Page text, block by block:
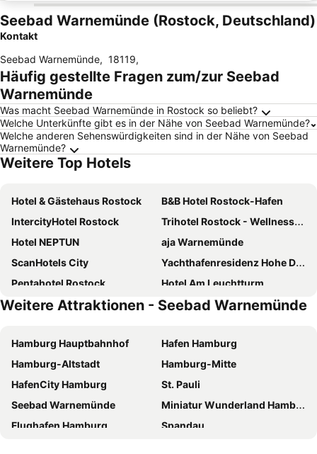
Seebad Warnemünde (Rostock, Deutschland)
Kontakt
Seebad Warnemünde, 18119,
Häufig gestellte Fragen zum/zur Seebad
Warnemünde
Was macht Seebad Warnemünde in Rostock so beliebt?
Welche Unterkünfte gibt es in der Nähe von Seebad Warnemünde?
Welche anderen Sehenswürdigkeiten sind in der Nähe von Seebad
Warnemünde?
Weitere Top Hotels
Hotel & Gästehaus Rostock
B&B Hotel Rostock-Hafen
IntercityHotel Rostock
Trihotel Rostock - Wellnesshotel Adults Only
Hotel NEPTUN
aja Warnemünde
ScanHotels City
Yachthafenresidenz Hohe Düne
Pentahotel Rostock
Hotel Am Leuchtturm
Vienna House by Wyndham Sonne Rostock
Motel One Rostock
Hotel Prinzenpalais Bad Doberan
Arthotel ANA Amber
WIROtel Warnemünde
Land gut Hotel Hermann
Arthotel ANA Amber Rostock
Hotel Sportforum
Strandhotel Deichgraf
Strandhotel Dünenmeer
Baltic Hideaways Beach Hotel Warnemünde
B&B Hotel Rostock City-West
Weitere Attraktionen - Seebad Warnemünde
Hamburg Hauptbahnhof
Hafen Hamburg
Hamburg-Altstadt
Hamburg-Mitte
HafenCity Hamburg
St. Pauli
Seebad Warnemünde
Miniatur Wunderland Hamburg
Flughafen Hamburg
Spandau